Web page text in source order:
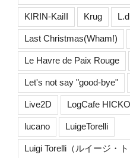
KIRIN-KaiII Krug
Last Christmas(Wham!)
Le Havre de Paix Rouge
Let's not say "good-bye"
Live2D LogCafe
lucano LuigeTorelli
Luigi Torelli（ルイージ・ト